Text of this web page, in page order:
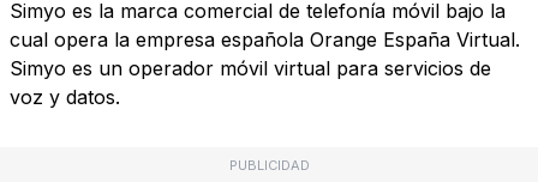
Simyo es la marca comercial de telefonía móvil bajo la
cual opera la empresa española Orange España Virtual.
Simyo es un operador móvil virtual para servicios de
voz y datos.
PUBLICIDAD